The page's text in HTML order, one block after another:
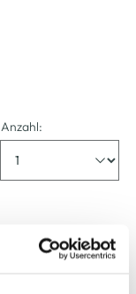
Anzahl: